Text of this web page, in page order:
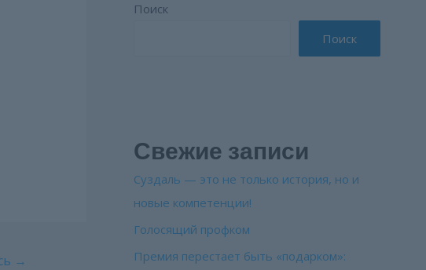
→
Поиск
Поиск
Свежие записи
Суздаль — это не только история, но и
новые компетенции!
Голосящий профком
Премия перестает быть «подарком»: